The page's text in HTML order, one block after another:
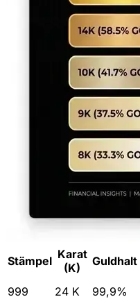
Stämpel Karat
(K)
Guldhalt
999 24 K 99,9%